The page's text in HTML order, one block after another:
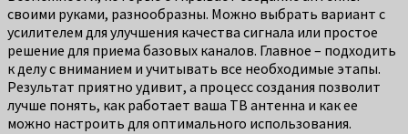
своими руками, разнообразны. Можно выбрать вариант с
усилителем для улучшения качества сигнала или простое
решение для приема базовых каналов. Главное – подходить
к делу с вниманием и учитывать все необходимые этапы.
Результат приятно удивит, а процесс создания позволит
лучше понять, как работает ваша ТВ антенна и как ее
можно настроить для оптимального использования.